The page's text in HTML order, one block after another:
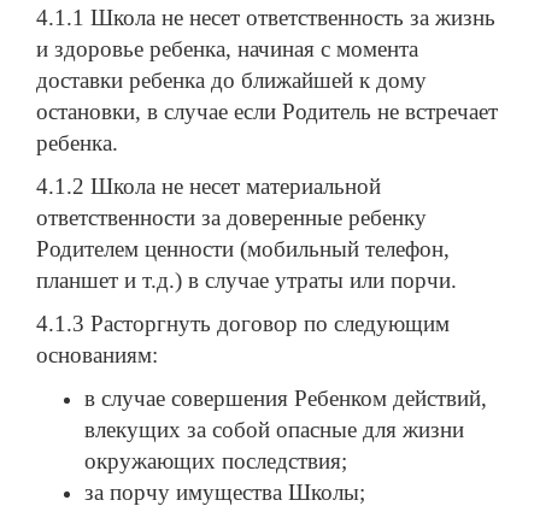
4.1.1 Школа не несет ответственность за жизнь
и здоровье ребенка, начиная с момента
доставки ребенка до ближайшей к дому
остановки, в случае если Родитель не встречает
ребенка.
4.1.2 Школа не несет материальной
ответственности за доверенные ребенку
Родителем ценности (мобильный телефон,
планшет и т.д.) в случае утраты или порчи.
4.1.3 Расторгнуть договор по следующим
основаниям:
в случае совершения Ребенком действий,
влекущих за собой опасные для жизни
окружающих последствия;
за порчу имущества Школы;